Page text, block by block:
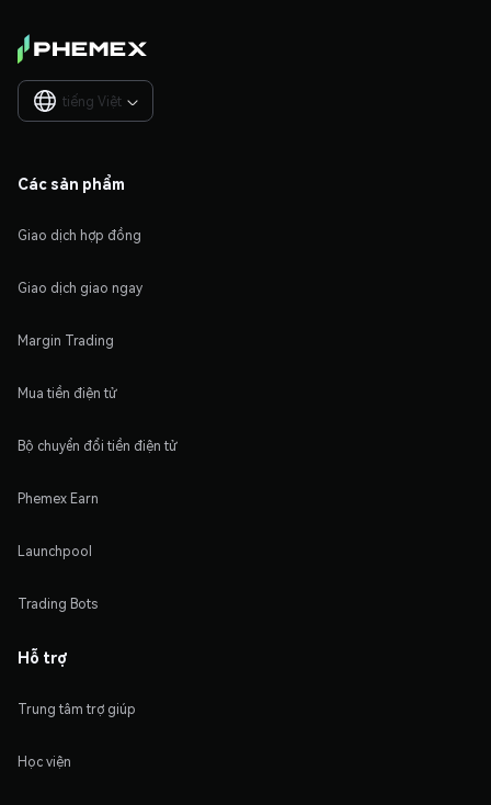
tiếng Việt 
Các sản phẩm
Giao dịch hợp đồng
Giao dịch giao ngay
Margin Trading
Mua tiền điện tử
Bộ chuyển đổi tiền điện tử
Phemex Earn
Launchpool
Trading Bots
Hỗ trợ
Trung tâm trợ giúp
Học viện